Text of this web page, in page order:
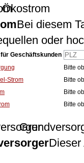
Bei diesem
oder
Geschäftskunden
Bitte
Strom
Bitte
Bitte
Bitte
Dieser